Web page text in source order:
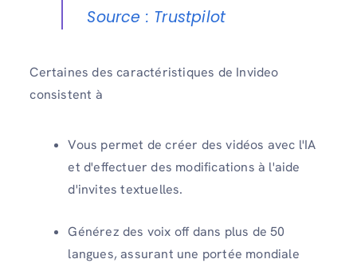
Source : Trustpilot
Certaines des caractéristiques de Invideo
consistent à
Vous permet de créer des vidéos avec l'IA
et d'effectuer des modifications à l'aide
d'invites textuelles.
Générez des voix off dans plus de 50
langues, assurant une portée mondiale